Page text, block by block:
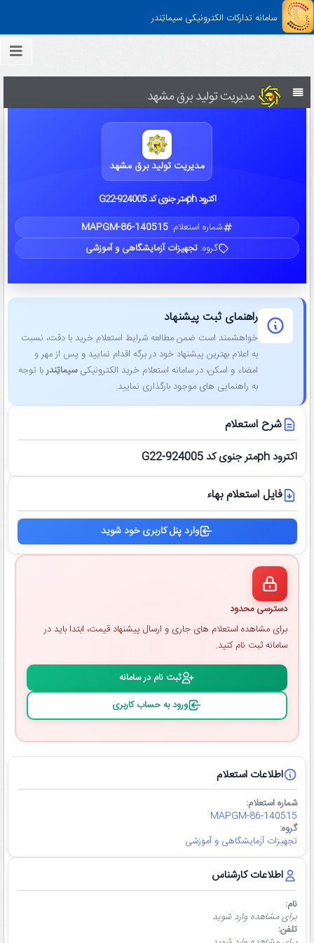
سامانه تدارکات الکترونیکی سیماتِندر
مدیریت تولید برق مشهد
مدیریت تولید برق مشهد
اکترود phمتر جنوی کد G22-924005
شماره استعلام:MAPGM-86-140515
گروه:تجهیزات آزمایشگاهی و آموزشی
اطلاعات استعلام
شماره استعلام:
MAPGM-86-140515
گروه:
تجهیزات آزمایشگاهی و آموزشی
اطلاعات کارشناس
نام:
برای مشاهده وارد شوید
تلفن:
راهنمای ثبت پیشنهاد
خواهشمند است ضمن مطالعه شرایط استعلام خرید با دقت، نسبت
به اعلام بهترین پیشنهاد خود در برگه اقدام نمایید و پس از مهر و
امضاء و اسکن، در سامانه استعلام خرید الکترونیکیسیماتِندربا توجه
به راهنمایی ‌های موجود بارگذاری نمایید.
شرح استعلام
اکترود phمتر جنوی کد G22-924005
فایل استعلام بهاء
وارد پنل کاربری خود شوید
دسترسی محدود
برای مشاهده استعلام ‌های جاری و ارسال پیشنهاد قیمت، ابتدا باید در
سامانه ثبت ‌نام کنید.
ثبت ‌نام در سامانه
ورود به حساب کاربری